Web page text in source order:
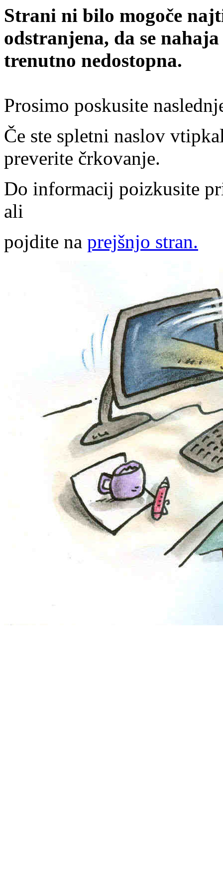
Strani ni bilo mogoče
odstranjena, da se
trenutno nedostopna.
Prosimo poskusite
Če ste spletni naslov
preverite črkovanje.
Do informacij poizkusite
ali
pojdite na prejšnjo stran.